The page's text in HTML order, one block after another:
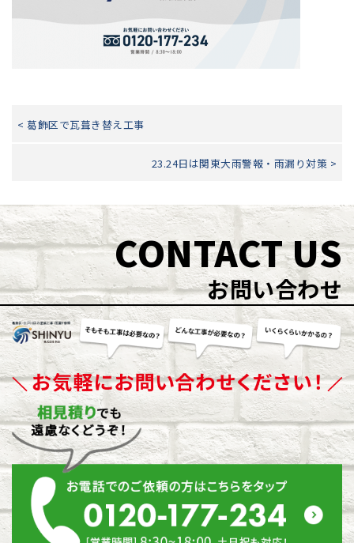
< 葛飾区で瓦葺き替え工事
23.24日は関東大雨警報・雨漏り対策 >
CONTACT US
お問い合わせ